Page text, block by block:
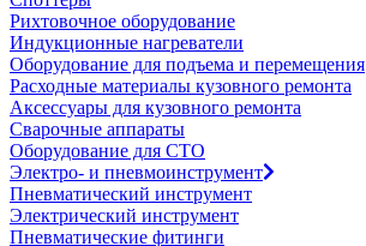
Рихтовочное оборудование
Индукционные нагреватели
Оборудование для подъема и перемещения
Расходные материалы кузовного ремонта
Аксессуары для кузовного ремонта
Сварочные аппараты
Оборудование для СТО
Электро- и пневмоинструмент
Пневматический инструмент
Электрический инструмент
Пневматические фитинги